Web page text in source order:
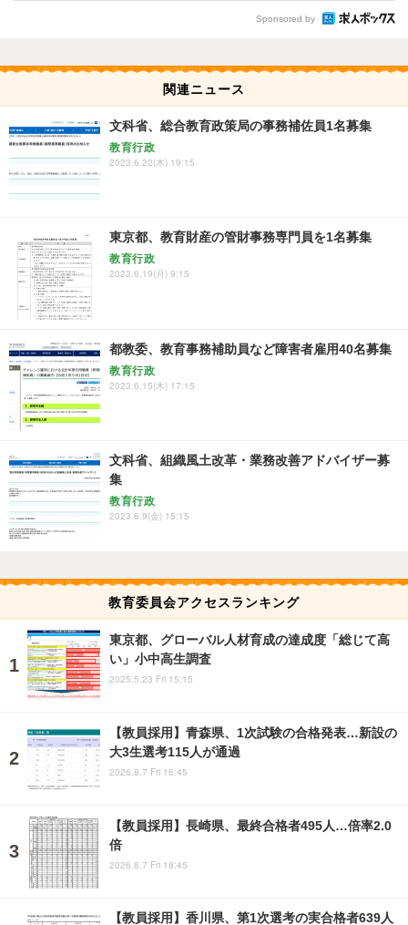
Sponsored by
関連ニュース
文科省、総合教育政策局の事務補佐員1名募集
教育行政
2023.6.22(木) 19:15
東京都、教育財産の管財事務専門員を1名募集
教育行政
2023.6.19(月) 9:15
都教委、教育事務補助員など障害者雇用40名募集
教育行政
2023.6.15(木) 17:15
文科省、組織風土改革・業務改善アドバイザー募
集
教育行政
2023.6.9(金) 15:15
教育委員会アクセスランキング
東京都、グローバル人材育成の達成度「総じて高
い」小中高生調査
2025.5.23 Fri 15:15
【教員採用】青森県、1次試験の合格発表…新設の
大3生選考115人が通過
2026.8.7 Fri 16:45
【教員採用】長崎県、最終合格者495人…倍率2.0
倍
2026.8.7 Fri 18:45
【教員採用】香川県、第1次選考の実合格者639人